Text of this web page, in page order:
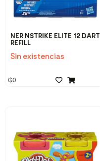
NER NSTRIKE ELITE 12 DART
REFILL
Sin existencias
₲0